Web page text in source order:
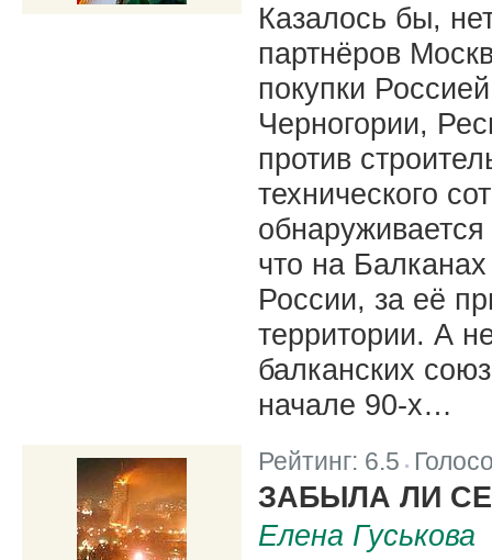
Казалось бы,
партнёров
покупки
Черногории,
против
технического
что на
России, за её
территории. А
балканских
начале 90-х…
Рейтинг: 6.5
ЗАБЫЛА ЛИ
Елена Гуськова